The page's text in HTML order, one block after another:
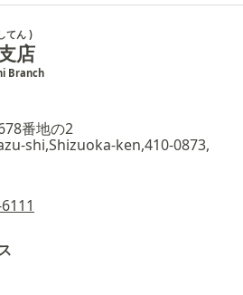
てん )
店
Branch
番地の2
shi,Shizuoka-ken,410-0873,